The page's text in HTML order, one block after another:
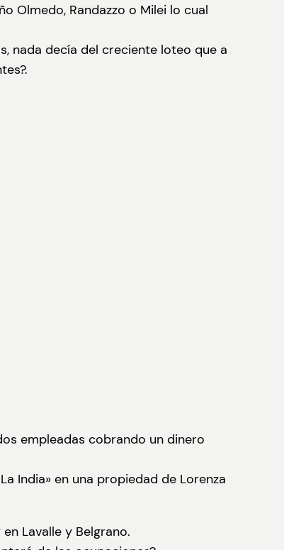
Olmedo, Randazzo o Milei lo cual
nada decía del creciente loteo que a
empleadas cobrando un dinero
India» en una propiedad de Lorenza
Lavalle y Belgrano.